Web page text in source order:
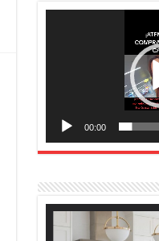
00:00